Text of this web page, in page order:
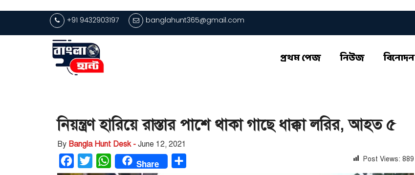
+91 9432903197 banglahunt365@gmail.com
প্রথম পেজ নিউজ বিনোদন
নিয়ন্ত্রণ হারিয়ে রাস্তার পাশে থাকা গাছে ধাক্কা লরির, আহত ৫
By Bangla Hunt Desk - June 12, 2021
Facebook
Twitter WhatsAppShare Post Views: 889